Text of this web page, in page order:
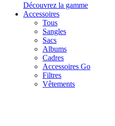
Découvrez la gamme
Accessoires
Tous
Sangles
Sacs
Albums
Cadres
Accessoires Go
Filtres
Vêtements